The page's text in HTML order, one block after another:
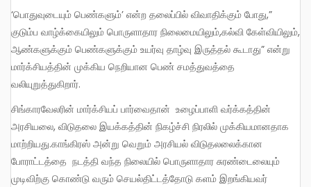
‘பொதுவுடையும் பெண்களும்’ என்ற தலைப்பில் விவாதிக்கும் போது,”
குடும்ப வாழ்க்கையிலும் பொருளாதார நிலைமையிலும்,கல்வி கேள்வியிலும்,
ஆண்களுக்கும் பெண்களுக்கும் உயர்வு தாழ்வு இருத்தல் கூடாது” என்று
மார்க்சியத்தின் முக்கிய நெறியான பெண் சமத்துவத்தை
வலியுறுத்துகிறார்.
சிங்காரவேலரின் மார்க்சியப் பார்வைதான் உழைப்பாளி வர்க்கத்தின்
அரசியலை, விடுதலை இயக்கத்தின் நிகழ்ச்சி நிரலில் முக்கியமானதாக
மாற்றியது.காங்கிரஸ் அன்று வெறும் அரசியல் விடுதலலைக்கான
போராட்டத்தை நடத்தி வந்த நிலையில் பொருளாதார சுரண்டைலையும்
முடிவிற்கு கொண்டு வரும் செயல்திட்டத்தோடு களம் இறங்கியவர்